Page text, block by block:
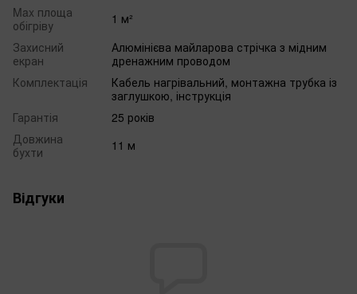
Max площа
обігріву
1 м²
Захисний
екран
Алюмінієва майларова стрічка з мідним
дренажним проводом
Комплектація
Кабель нагрівальний, монтажна трубка із
заглушкою, інструкція
Гарантія
25 років
Довжина
бухти
11 м
Відгуки